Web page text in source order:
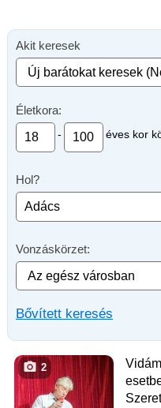
Akit keresek
Életkora:
- éves kor
Hol?
Vonzáskörzet:
Bővített keresés
2